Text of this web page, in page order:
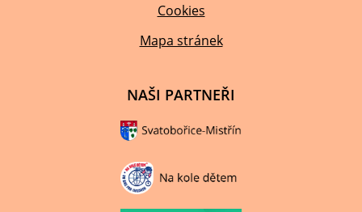
Cookies
Mapa stránek
NAŠI PARTNEŘI